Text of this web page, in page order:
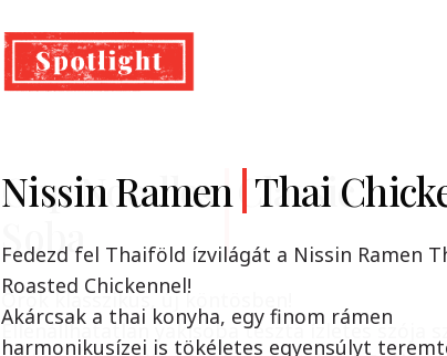
Cup Noodles
Soba
Classic
Örök klasszikus, új köntösben!
Ellenállhatatlan yakisoba tészta ízletes szója
Nissin Ramen Thai
Fedezd fel Thaiföld ízvilágát a Nissin Ramen
Roasted Chickennel!
Akárcsak a thai konyha, egy finom rámen
harmonikusízei is tökéletes egyensúlyt